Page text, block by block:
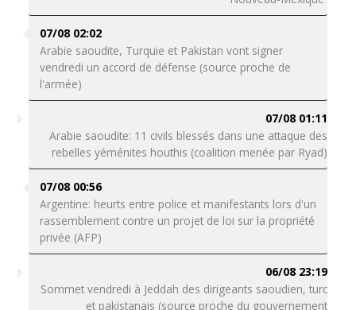
07/08 02:02
Arabie saoudite, Turquie et Pakistan vont signer
vendredi un accord de défense (source proche de
l'armée)
07/08 01:11
Arabie saoudite: 11 civils blessés dans une attaque des
rebelles yéménites houthis (coalition menée par Ryad)
07/08 00:56
Argentine: heurts entre police et manifestants lors d'un
rassemblement contre un projet de loi sur la propriété
privée (AFP)
06/08 23:19
Sommet vendredi à Jeddah des dirigeants saoudien, turc
et pakistanais (source proche du gouvernement